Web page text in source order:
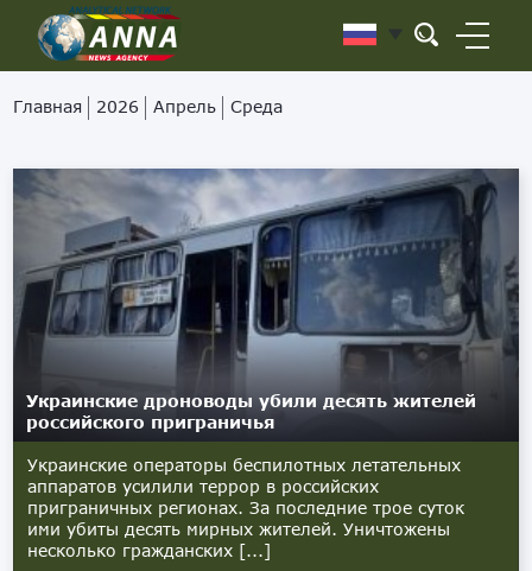
Главная 2026 Апрель Среда
Украинские дроноводы убили десять жителей
российского приграничья
Украинские операторы беспилотных летательных
аппаратов усилили террор в российских
приграничных регионах. За последние трое суток
ими убиты десять мирных жителей. Уничтожены
несколько гражданских [...]